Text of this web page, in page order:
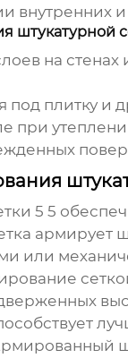
внутренних
штукатурной
на стенах
плитку и
при
5 5
армирует
или